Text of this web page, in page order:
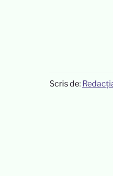
Scris de: